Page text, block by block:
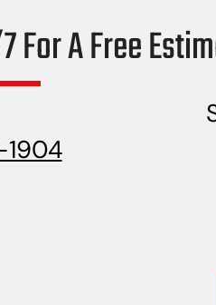
For A Free